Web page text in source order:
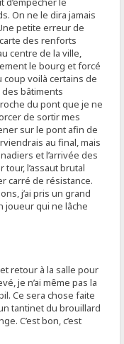
On ne le dira jamais
petite erreur de
des renforts
centre de la ville,
le bourg et forcé
coup voilà certains de
bâtiments
du pont que je ne
de sortir mes
sur le pont afin de
au final, mais
et l’arrivée des
l’assaut brutal
carré de résistance.
j’ai pris un grand
joueur qui ne lâche
retour à la salle pour
je n’ai même pas la
Ce sera chose faite
tantinet du brouillard
C’est bon, c’est